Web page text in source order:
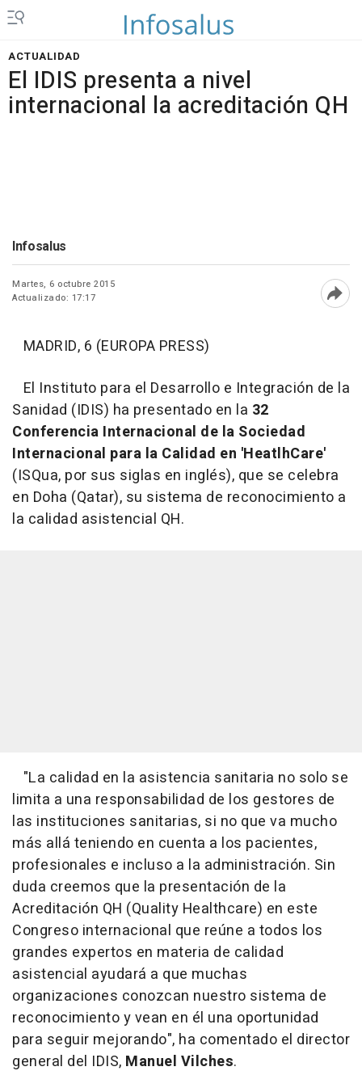
ACTUALIDAD
El IDIS presenta a nivel
internacional la acreditación QH
Infosalus
Martes, 6 octubre 2015
Actualizado: 17:17
MADRID, 6 (EUROPA PRESS)
El Instituto para el Desarrollo e Integración de la
Sanidad (IDIS) ha presentado en la 32
Conferencia Internacional de la Sociedad
Internacional para la Calidad en 'HeatlhCare'
(ISQua, por sus siglas en inglés), que se celebra
en Doha (Qatar), su sistema de reconocimiento a
la calidad asistencial QH.
"La calidad en la asistencia sanitaria no solo se
limita a una responsabilidad de los gestores de
las instituciones sanitarias, si no que va mucho
más allá teniendo en cuenta a los pacientes,
profesionales e incluso a la administración. Sin
duda creemos que la presentación de la
Acreditación QH (Quality Healthcare) en este
Congreso internacional que reúne a todos los
grandes expertos en materia de calidad
asistencial ayudará a que muchas
organizaciones conozcan nuestro sistema de
reconocimiento y vean en él una oportunidad
para seguir mejorando", ha comentado el director
general del IDIS, Manuel Vilches.